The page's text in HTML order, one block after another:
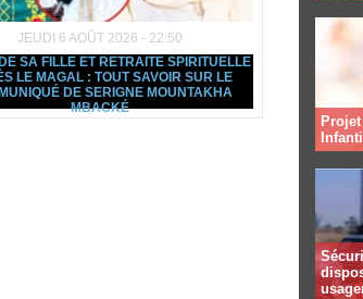
JEUDI 6 AOÛT 2026 - 22:50
SA FILLE ET RETRAITE SPIRITUELLE
LE MAGAL : TOUT SAVOIR SUR LE
DE SERIGNE MOUNTAKHA
MBACKÉ